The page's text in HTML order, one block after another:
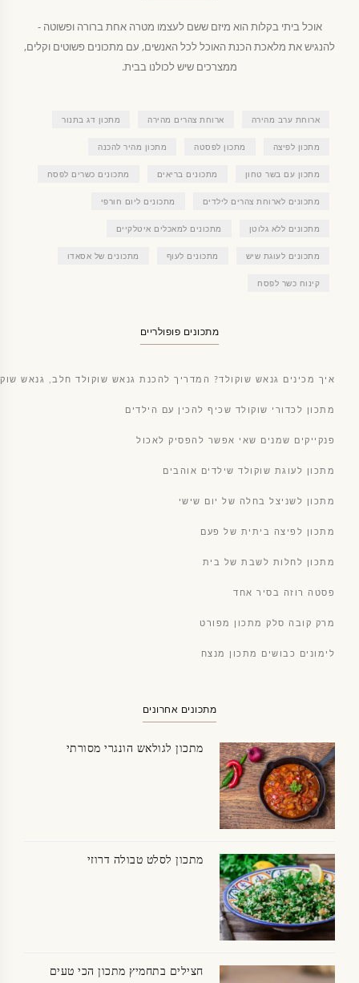
אוכל ביתי בקלות הוא מיזם ששם לעצמו מטרה אחת ברורה ופשוטה -
להנגיש את מלאכת הכנת האוכל לכל האנשים, עם מתכונים פשוטים וקלים,
ממצרכים שיש לכולנו בבית.
ארוחת ערב מהירה ארוחת צהרים מהירה מתכון דג בתנור
מתכון לפיצה מתכון לפסטה מתכון מהיר להכנה
מתכון עם בשר טחון מתכונים בריאים מתכונים כשרים לפסח
מתכונים לארוחת צהרים לילדים מתכונים ליום חורפי
מתכונים ללא גלוטן מתכונים למאכלים איטלקיים
מתכונים לעוגת שיש מתכונים לעוף מתכונים של אסאדו
קינוח כשר לפסח
מתכונים פופולריים
איך מכינים גנאש שוקולד? המדריך להכנת גנאש שוקולד חלב, גנאש
מתכון לכדורי שוקולד שכיף להכין עם הילדים
פנקייקים שמנים שאי אפשר להפסיק לאכול
מתכון לעוגת שוקולד שילדים אוהבים
מתכון לשניצל בחלה של יום שישי
מתכון לפיצה ביתית של פעם
מתכון לחלות לשבת של בית
פסטה רוזה בסיר אחד
מרק קובה סלק מתכון מפורט
לימונים כבושים מתכון מנצח
מתכונים אחרונים
מתכון לגולאש הונגרי מסורתי
מתכון לסלט טבולה דרוזי
חצילים בתחמיץ מתכון הכי טעים